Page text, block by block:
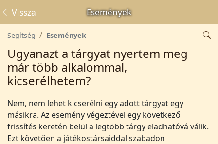
Események
Vissza
Segítség Események
Ugyanazt a tárgyat nyertem meg
már több alkalommal,
kicserélhetem?
Nem, nem lehet kicserélni egy adott tárgyat egy
másikra. Az esemény végeztével egy következő
frissítés keretén belül a legtöbb tárgy eladhatóvá válik.
Ezt követően a játékostársaiddal szabadon